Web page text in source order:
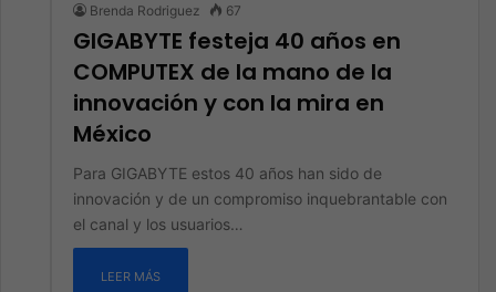
Brenda Rodriguez 67
GIGABYTE festeja 40 años en
COMPUTEX de la mano de la
innovación y con la mira en
México
Para GIGABYTE estos 40 años han sido de
innovación y de un compromiso inquebrantable con
el canal y los usuarios…
LEER MÁS